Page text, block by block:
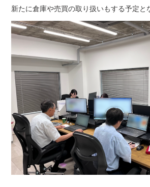
新たに倉庫や売買の取り扱いもする予定と